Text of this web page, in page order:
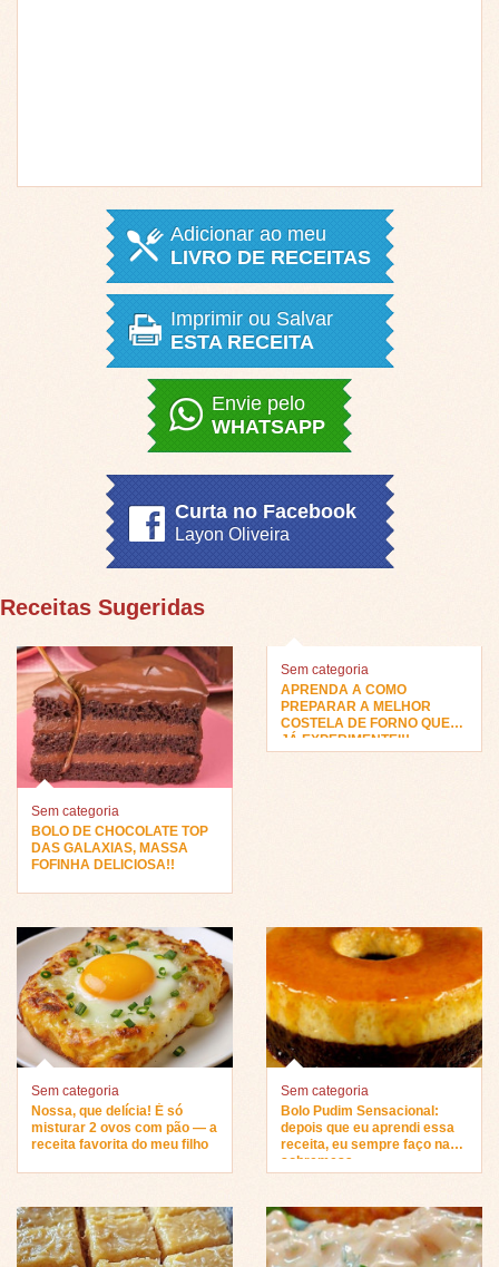
Adicionar ao meu
LIVRO DE RECEITAS
Imprimir ou Salvar
ESTA RECEITA
Envie pelo
WHATSAPP
Curta no Facebook
Layon Oliveira
Receitas Sugeridas
Sem categoria
BOLO DE CHOCOLATE TOP
DAS GALAXIAS, MASSA
FOFINHA DELICIOSA!!
Sem categoria
APRENDA A COMO
PREPARAR A MELHOR
COSTELA DE FORNO QUE
JÁ EXPERIMENTEI!!
Sem categoria
Nossa, que delícia! É só
misturar 2 ovos com pão — a
receita favorita do meu filho
Sem categoria
Bolo Pudim Sensacional:
depois que eu aprendi essa
receita, eu sempre faço na
sobremesa…